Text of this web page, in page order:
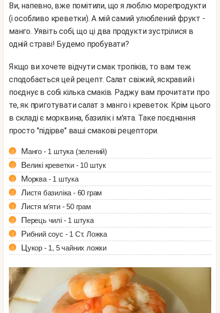
Ви, напевно, вже помітили, що я люблю морепродукти
(і особливо креветки). А мій самий улюблений фрукт -
манго. Уявіть собі, що ці два продукти зустрілися в
одній страві! Будемо пробувати?
Якщо ви хочете відчути смак тропіків, то вам теж
сподобається цей рецепт. Салат свіжий, яскравий і
поєднує в собі кілька смаків. Раджу вам прочитати про
те, як приготувати салат з манго і креветок. Крім цього
в складі є морквина, базилік і м'ята. Таке поєднання
просто "підірве" ваші смакові рецептори.
Манго - 1 штука (зелений)
Великі креветки - 10 штук
Морква - 1 штука
Листя базиліка - 60 грам
Листя м'яти - 50 грам
Перець чилі - 1 штука
Рибний соус - 1 Ст. Ложка
Цукор - 1, 5 чайних ложки